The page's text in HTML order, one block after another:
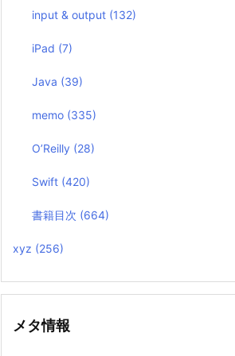
input & output (132)
iPad (7)
Java (39)
memo (335)
O’Reilly (28)
Swift (420)
書籍目次 (664)
xyz (256)
メタ情報